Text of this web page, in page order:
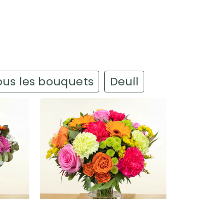
les bouquets Deuil